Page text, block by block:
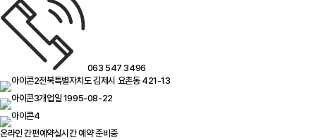
063 547 3496
전북특별자치도 김제시 요촌동 421-13
개업일 1995-08-22
온라인 간편예약실시간 예약 준비중